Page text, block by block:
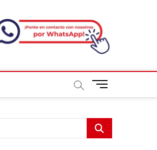
B
ó
n
d
Buscar...